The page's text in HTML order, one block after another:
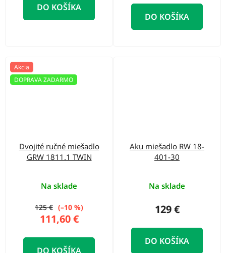
DO KOŠÍKA
DO KOŠÍKA
Akcia
DOPRAVA ZADARMO
Dvojité ručné miešadlo
GRW 1811.1 TWIN
Na sklade
111,60 €
125 € (–10 %)
DO KOŠÍKA
Aku miešadlo RW 18-
401-30
Na sklade
129 €
DO KOŠÍKA